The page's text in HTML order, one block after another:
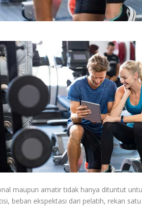
maupun amatir tidak hanya dituntut
beban ekspektasi dari pelatih, rekan